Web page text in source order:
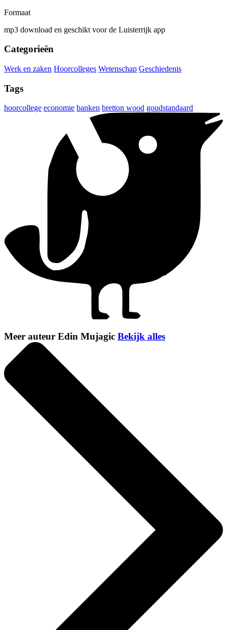
Formaat
mp3 download en geschikt voor de Luisterrijk app
Categorieën
Werk en zaken Hoorcolleges Wetenschap Geschiedenis
Tags
hoorcollege economie banken bretton wood goudstandaard
Meer auteur Edin Mujagic Bekijk alles